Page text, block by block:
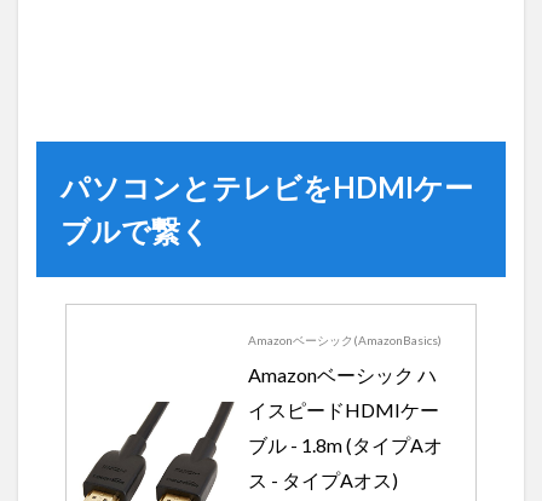
パソコンとテレビをHDMIケー
ブルで繋く
Amazonベーシック(AmazonBasics)
Amazonベーシック ハ
イスピードHDMIケー
ブル - 1.8m (タイプAオ
ス - タイプAオス)